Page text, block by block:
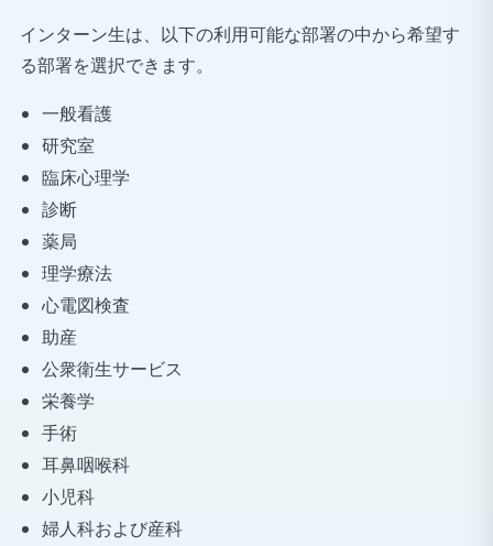
インターン生は、以下の利用可能な部署の中から希望す
る部署を選択できます。
一般看護
研究室
臨床心理学
診断
薬局
理学療法
心電図検査
助産
公衆衛生サービス
栄養学
手術
耳鼻咽喉科
小児科
婦人科および産科